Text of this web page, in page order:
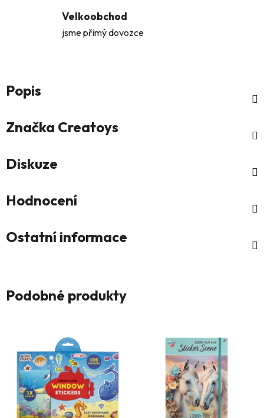
Velkoobchod
jsme přimý dovozce
Popis
Značka Creatoys
Diskuze
Hodnocení
Ostatní informace
Podobné produkty